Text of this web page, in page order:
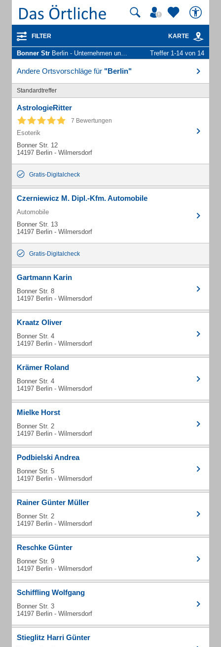
FILTER KARTE
Bonner Str Berlin - Unternehmen und Personen Treffer 1-14 von 14
Andere Ortsvorschläge für "Berlin"
Standardtreffer
AstrologieRitter
7 Bewertungen
Esoterik
Bonner Str. 12
14197 Berlin - Wilmersdorf
Gratis-Digitalcheck
Czerniewicz M. Dipl.-Kfm. Automobile
Automobile
Bonner Str. 13
14197 Berlin - Wilmersdorf
Gratis-Digitalcheck
Gartmann Karin
Bonner Str. 8
14197 Berlin - Wilmersdorf
Kraatz Oliver
Bonner Str. 4
14197 Berlin - Wilmersdorf
Krämer Roland
Bonner Str. 4
14197 Berlin - Wilmersdorf
Mielke Horst
Bonner Str. 2
14197 Berlin - Wilmersdorf
Podbielski Andrea
Bonner Str. 5
14197 Berlin - Wilmersdorf
Rainer Günter Müller
Bonner Str. 2
14197 Berlin - Wilmersdorf
Reschke Günter
Bonner Str. 9
14197 Berlin - Wilmersdorf
Schiffling Wolfgang
Bonner Str. 3
14197 Berlin - Wilmersdorf
Stieglitz Harri Günter